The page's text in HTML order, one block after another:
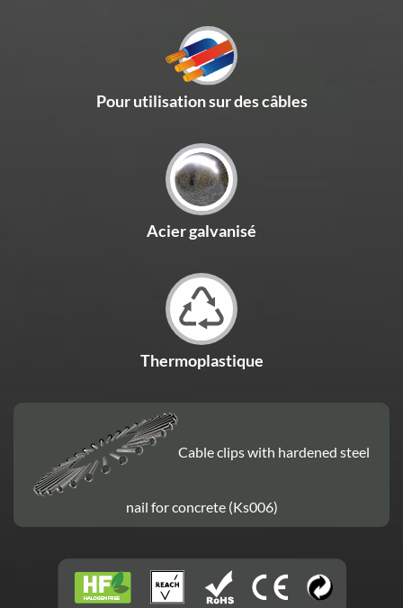
Pour utilisation sur des câbles
Acier galvanisé
Thermoplastique
Cable clips with hardened steel
nail for concrete (Ks006)